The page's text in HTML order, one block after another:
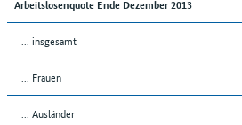
Arbeitslosenquote Ende Dezember 2013
... insgesamt
... Frauen
... Ausländer